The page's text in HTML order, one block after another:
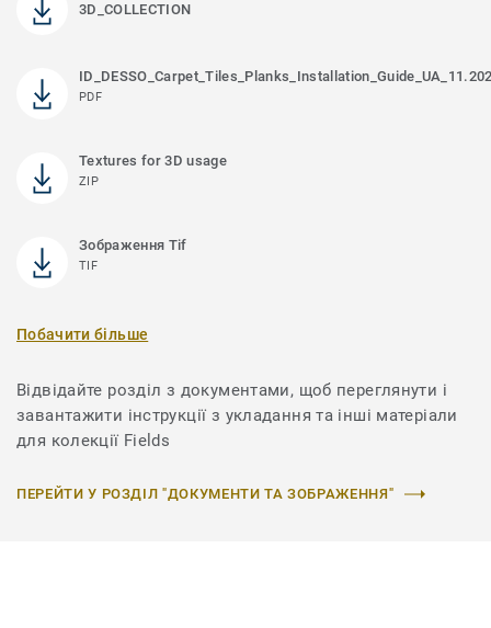
3D_COLLECTION
PDF
Textures for 3D usage
ZIP
Зображення Tif
TIF
Побачити більше
Відвідайте розділ з документами, щоб переглянути і
завантажити інструкції з укладання та інші матеріали
для колекції Fields
ПЕРЕЙТИ У РОЗДІЛ "ДОКУМЕНТИ ТА ЗОБРАЖЕННЯ"